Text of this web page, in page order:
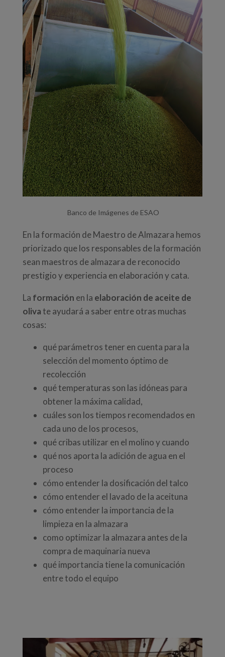
Banco de Imágenes de ESAO
En la formación de Maestro de Almazara hemos
priorizado que los responsables de la formación
sean maestros de almazara de reconocido
prestigio y experiencia en elaboración y cata.
La formación en la elaboración de aceite de
oliva te ayudará a saber entre otras muchas
cosas:
qué parámetros tener en cuenta para la
selección del momento óptimo de
recolección
qué temperaturas son las idóneas para
obtener la máxima calidad,
cuáles son los tiempos recomendados en
cada uno de los procesos,
qué cribas utilizar en el molino y cuando
qué nos aporta la adición de agua en el
proceso
cómo entender la dosificación del talco
cómo entender el lavado de la aceituna
cómo entender la importancia de la
limpieza en la almazara
como optimizar la almazara antes de la
compra de maquinaria nueva
qué importancia tiene la comunicación
entre todo el equipo